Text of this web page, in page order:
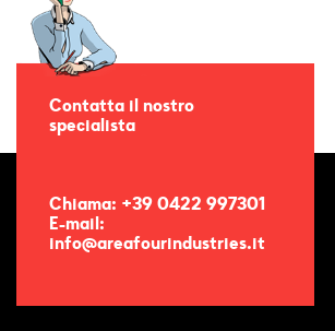
Contatta il nostro
specialista
Chiama: +39 0422 997301
E-mail:
info@areafourindustries.it